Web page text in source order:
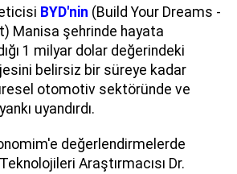
BYD'nin (Build Your Dreams -
Manisa şehrinde hayata
1 milyar dolar değerindeki
belirsiz bir süreye kadar
otomotiv sektöründe ve
uyandırdı.
değerlendirmelerde
Araştırmacısı Dr.